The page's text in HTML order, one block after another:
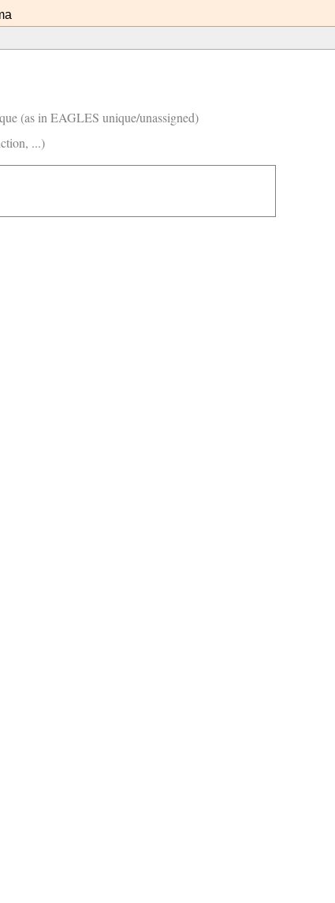
(as in EAGLES unique/unassigned)
...)